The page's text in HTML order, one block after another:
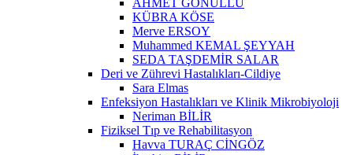
KÜBRA KÖSE
Merve ERSOY
Muhammed KEMAL ŞEYYAH
SEDA TAŞDEMİR SALAR
Deri ve Zührevi Hastalıkları-Cildiye
Sara Elmas
Enfeksiyon Hastalıkları ve Klinik Mikrobiyoloji
Neriman BİLİR
Fiziksel Tıp ve Rehabilitasyon
Havva TURAÇ CİNGÖZ